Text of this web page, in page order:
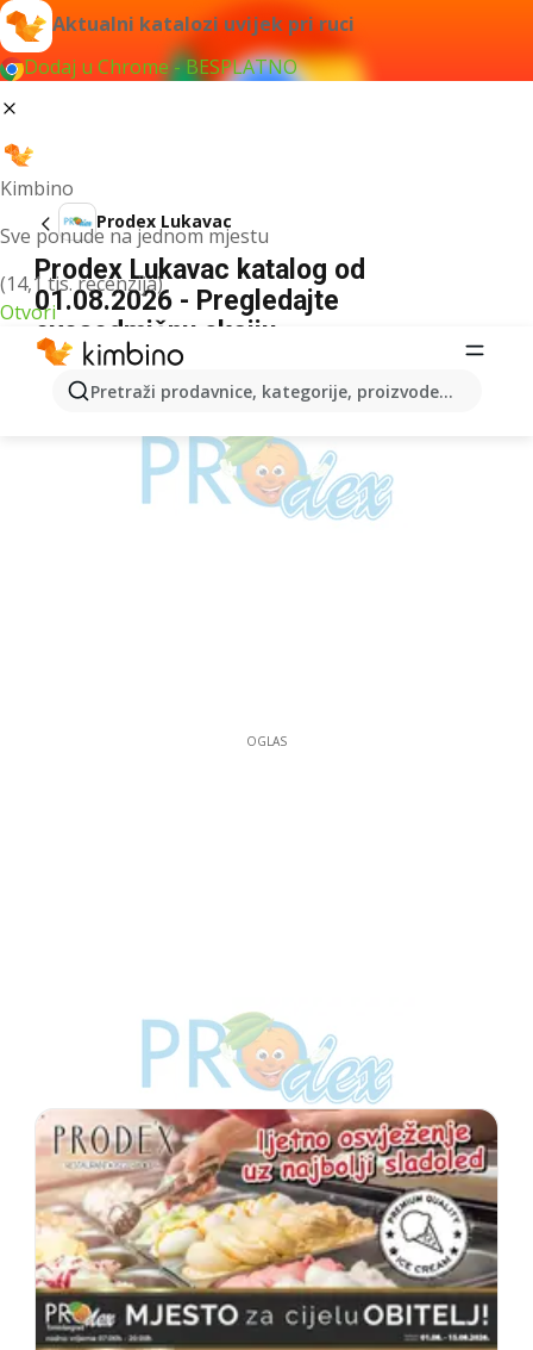
Aktualni katalozi uvijek pri ruci
Dodaj u Chrome - BESPLATNO
Kimbino
Sve ponude na jednom mjestu
(14,1 tis. recenzija)
Otvori
Pretraži prodavnice, kategorije, proizvode...
Prodex Lukavac
Prodex Lukavac katalog od
01.08.2026 - Pregledajte
ovosedmičnu akciju
OGLAS